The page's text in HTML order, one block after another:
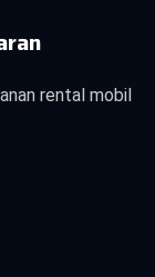
rental mobil